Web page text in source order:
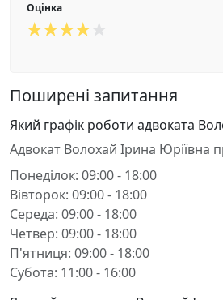
Оцінка
Поширені запитання
Який графік роботи адвоката
Адвокат Волохай Ірина Юріївна
Понеділок: 09:00 - 18:00
Вівторок: 09:00 - 18:00
Середа: 09:00 - 18:00
Четвер: 09:00 - 18:00
П'ятниця: 09:00 - 18:00
Субота: 11:00 - 16:00